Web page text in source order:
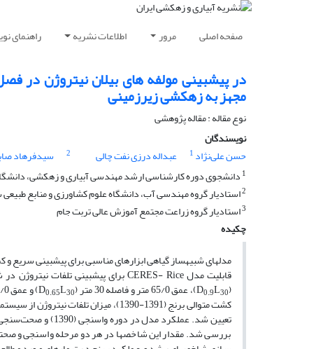
صفحه اصلی مرور اطلاعات نشریه راهنمای
مجهز به زهکشی زیرزمینی
نوع مقاله : مقاله پژوهشی
نویسندگان
حسن علی‌نژاد 1 عبداله درزی نفت چالی 2 سیدفرهاد
1 دانشجوی دوره کارشناسی ارشد مهندسی آبیاری و زهکشی،
2استادیار گروه مهندسی آب، دانشگاه علوم کشاورزی و منابع
3استادیار گروه زراعت مجتمع آموزش عالی تربت جام
چکیده
مدل­های شبیه­ساز گیاهی ابزارهای مناسبی برای پیش­بینی سریع
(D
0.9L30 )، عمق 65/0 متر و فاصله 30 متر (D 0.65L30 ) و عمق 65/0 متر و فاصله 15 متر (D
کشت متوالی برنج (1391-1390)، میزان
بررسی شد. مقدار این شاخص­ها در هر دو مرحله واسنجی و